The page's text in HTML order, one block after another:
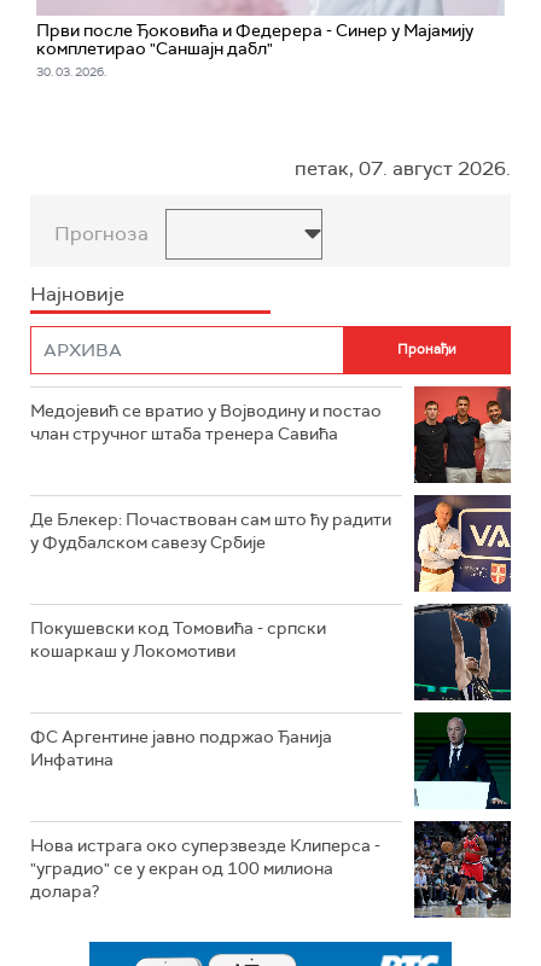
Први после Ђоковића и Федерера - Синер у Мајамију
комплетирао "Саншајн дабл"
30. 03. 2026.
петак, 07. август 2026.
Прогноза
Најновије
Медојевић се вратио у Војводину и постао
члан стручног штаба тренера Савића
Де Блекер: Почаствован сам што ћу радити
у Фудбалском савезу Србије
Покушевски код Томовића - српски
кошаркаш у Локомотиви
ФС Аргентине јавно подржао Ђанија
Инфатина
Нова истрага око суперзвезде Клиперса -
"уградио" се у екран од 100 милиона
долара?